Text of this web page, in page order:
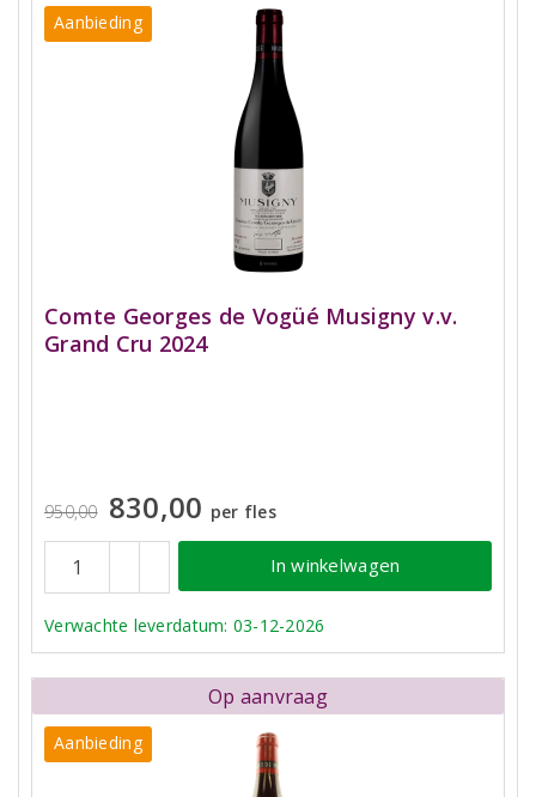
Aanbieding
Comte Georges de Vogüé Musigny v.v.
Grand Cru 2024
950,00 830,00 per fles
In winkelwagen
Verwachte leverdatum: 03-12-2026
Op aanvraag
Aanbieding